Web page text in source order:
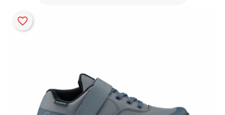
favorite_border